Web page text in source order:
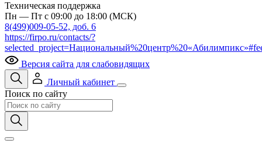
Техническая поддержка
Пн — Пт с 09:00 до 18:00 (МСК)
8(499)009-05-52, доб. 6
https://firpo.ru/contacts/?
Версия сайта для слабовидящих
Личный кабинет
Поиск по сайту